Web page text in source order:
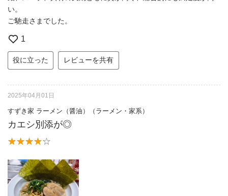
い。
ご馳走さまでした。
1
役に立った レビューを共有
2025年04月01日
すずき家 ラーメン（醤油）（ラーメン・家系）
カエシ別添が◎